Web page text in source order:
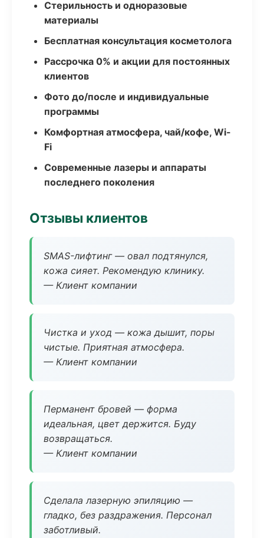
Стерильность и одноразовые
материалы
Бесплатная консультация косметолога
Рассрочка 0% и акции для постоянных
клиентов
Фото до/после и индивидуальные
программы
Комфортная атмосфера, чай/кофе, Wi-
Fi
Современные лазеры и аппараты
последнего поколения
Отзывы клиентов
SMAS-лифтинг — овал подтянулся,
кожа сияет. Рекомендую клинику.
— Клиент компании
Чистка и уход — кожа дышит, поры
чистые. Приятная атмосфера.
— Клиент компании
Перманент бровей — форма
идеальная, цвет держится. Буду
возвращаться.
— Клиент компании
Сделала лазерную эпиляцию —
гладко, без раздражения. Персонал
заботливый.